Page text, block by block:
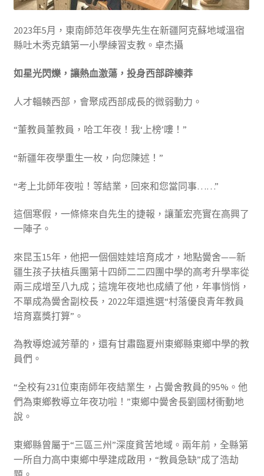
2023年5月，東南師范年夜學先生在新疆阿克蘇地域溫宿
縣吐木秀克鎮第一小學練習支教。卓杰攝
如星光閃爍，讓熱血激蕩，投身西部辟榛莽
人才輻輳西部，會聚成西部成長的微弱動力。
“董教員董教員，哈工年夜！我‘上榜’嘍！”
“新疆年夜學重生一枚，向您陳述！”
“考上北師年夜啦！等結業，回來和您當同事……”
這個寒假，一條條來自先生的捷報，讓董宏亮實在高興了
一陣子。
來昆玉15年，他把一個個娃娃培育成才，地點黌舍——新
疆生孩子扶植兵團第十四師二二四團中學的高考升學率從
兩三成增至八九成；這塊年夜地也成績了他，年事悄悄，
不單成為黌舍副校長，2022年還進選“村落優良青年教員
培育嘉獎打算”。
為教導熄滅芳華的，還有甘肅臨夏州東鄉縣東鄉中學的教
員們。
“全校有231位東南師年夜結業生，占黌舍教員的95%。他
們為東鄉教導立年夜功啦！”東鄉中黌舍長劉國材衝動地
說。
東鄉縣曾屬于“三區三州”深度貧苦地域。兩年前，全縣第
一所自力高中東鄉中學建成啟用，“教員急缺”成了浩劫